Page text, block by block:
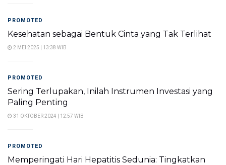
PROMOTED
Kesehatan sebagai Bentuk Cinta yang Tak Terlihat
2 MEI 2025 | 13:38 WIB
PROMOTED
Sering Terlupakan, Inilah Instrumen Investasi yang
Paling Penting
31 OKTOBER 2024 | 12:57 WIB
PROMOTED
Memperingati Hari Hepatitis Sedunia: Tingkatkan